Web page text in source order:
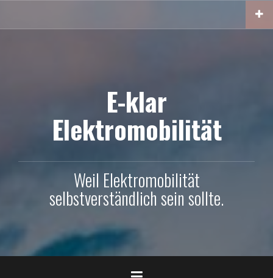
E-klar
Elektromobilität
Weil Elektromobilität
selbstverständlich sein sollte.